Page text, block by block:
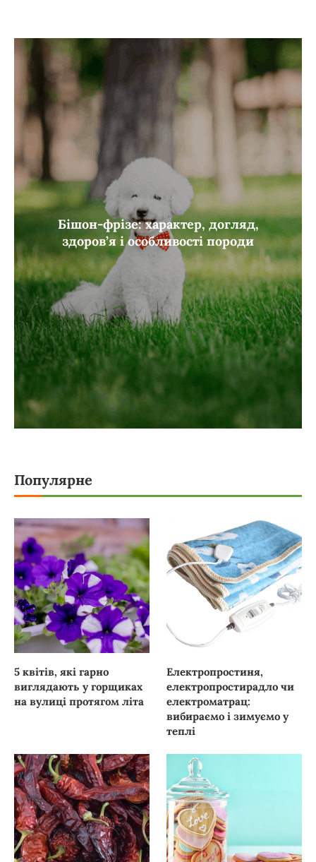
Бішон-фрізе: характер, догляд,
здоров’я і особливості породи
Популярне
5 квітів, які гарно
виглядають у горщиках
на вулиці протягом літа
Електропростиня,
електропростирадло чи
електроматрац:
вибираємо і зимуємо у
теплі